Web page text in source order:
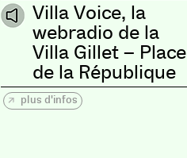
Villa Voice, la
webradio de la
Villa Gillet – Place
de la République
plus d'infos